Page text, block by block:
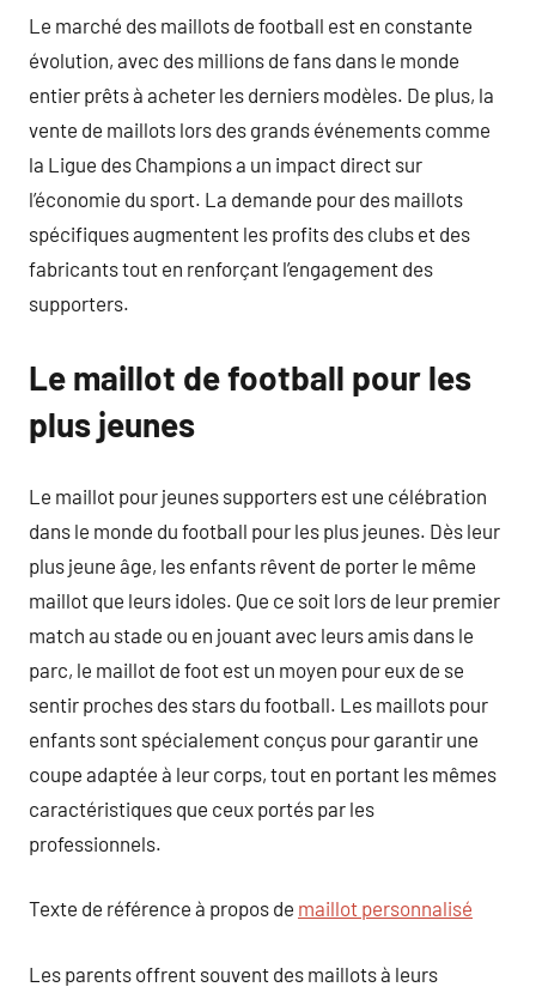
Le marché des maillots de football est en constante
évolution, avec des millions de fans dans le monde
entier prêts à acheter les derniers modèles. De plus, la
vente de maillots lors des grands événements comme
la Ligue des Champions a un impact direct sur
l’économie du sport. La demande pour des maillots
spécifiques augmentent les profits des clubs et des
fabricants tout en renforçant l’engagement des
supporters.
Le maillot de football pour les
plus jeunes
Le maillot pour jeunes supporters est une célébration
dans le monde du football pour les plus jeunes. Dès leur
plus jeune âge, les enfants rêvent de porter le même
maillot que leurs idoles. Que ce soit lors de leur premier
match au stade ou en jouant avec leurs amis dans le
parc, le maillot de foot est un moyen pour eux de se
sentir proches des stars du football. Les maillots pour
enfants sont spécialement conçus pour garantir une
coupe adaptée à leur corps, tout en portant les mêmes
caractéristiques que ceux portés par les
professionnels.
Texte de référence à propos de maillot personnalisé
Les parents offrent souvent des maillots à leurs